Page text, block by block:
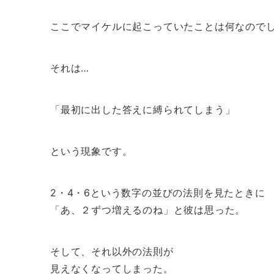
ここでマイケルに起こっていたことは何なので
それは…
「最初に出した答えに縛られてしまう」
という現象です。
2・4・6という数字の並びの法則を見たときに
「あ、２ずつ増えるのね」と彼は思った。
そして、それ以外の法則が
見えなくなってしまった。